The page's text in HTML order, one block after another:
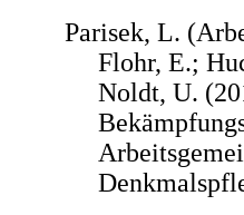
Parisek, L.
Flohr, E.;
Noldt, U.